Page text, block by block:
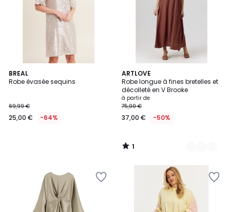
BREAL
Robe évasée sequins
69,99 €
25,00 € -64%
ARTLOVE
Robe longue à fines bretelles et
décolleté en V Brooke
à partir de
75,00 €
37,00 € -50%
1
/
5
6
Couleurs
1
/